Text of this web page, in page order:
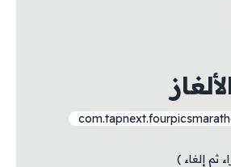
ثم إلغاء )